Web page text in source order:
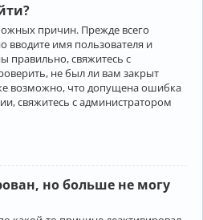
причин. Прежде всего
вводите имя пользователя и
правильно, свяжитесь с
не был ли вам закрыт
возможно, что допущена ошибка
свяжитесь с администратором
но больше не могу